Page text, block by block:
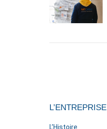
L’ENTREPRISE
L’Histoire